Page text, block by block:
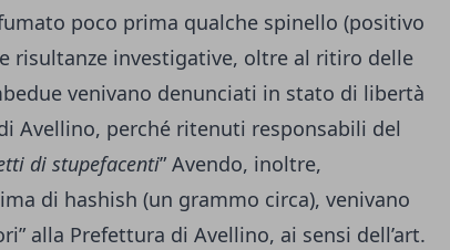
poco prima qualche spinello (positivo
risultanze investigative, oltre al ritiro delle
venivano denunciati in stato di libertà
Avellino, perché ritenuti responsabili del
di stupefacenti” Avendo, inoltre,
di hashish (un grammo circa), venivano
alla Prefettura di Avellino, ai sensi dell’art.